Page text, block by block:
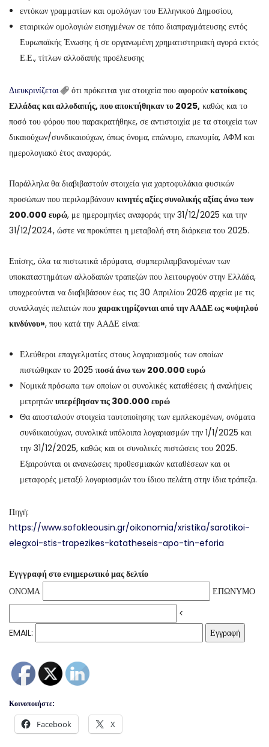
εντόκων γραμματίων και ομολόγων του Ελληνικού Δημοσίου,
εταιρικών ομολογιών εισηγμένων σε τόπο διαπραγμάτευσης εντός
Ευρωπαϊκής Ένωσης ή σε οργανωμένη χρηματιστηριακή αγορά εκτός
Ε.Ε., τίτλων αλλοδαπής προέλευσης
Διευκρινίζεται ότι πρόκειται για στοιχεία που αφορούν κατοίκους
Ελλάδας και αλλοδαπής, που αποκτήθηκαν το 2025, καθώς και το
ποσό του φόρου που παρακρατήθηκε, σε αντιστοιχία με τα στοιχεία των
δικαιούχων/συνδικαιούχων, όπως όνομα, επώνυμο, επωνυμία, ΑΦΜ και
ημερολογιακό έτος αναφοράς.
Παράλληλα θα διαβιβαστούν στοιχεία για χαρτοφυλάκια φυσικών
προσώπων που περιλαμβάνουν κινητές αξίες συνολικής αξίας άνω των
200.000 ευρώ, με ημερομηνίες αναφοράς την 31/12/2025 και την
31/12/2024, ώστε να προκύπτει η μεταβολή στη διάρκεια του 2025.
Επίσης, όλα τα πιστωτικά ιδρύματα, συμπεριλαμβανομένων των
υποκαταστημάτων αλλοδαπών τραπεζών που λειτουργούν στην Ελλάδα,
υποχρεούνται να διαβιβάσουν έως τις 30 Απριλίου 2026 αρχεία με τις
συναλλαγές πελατών που χαρακτηρίζονται από την ΑΑΔΕ ως «υψηλού
κινδύνου», που κατά την ΑΑΔΕ είναι:
Ελεύθεροι επαγγελματίες στους λογαριασμούς των οποίων
πιστώθηκαν το 2025 ποσά άνω των 200.000 ευρώ
Νομικά πρόσωπα των οποίων οι συνολικές καταθέσεις ή αναλήψεις
μετρητών υπερέβησαν τις 300.000 ευρώ
Θα αποσταλούν στοιχεία ταυτοποίησης των εμπλεκομένων, ονόματα
συνδικαιούχων, συνολικά υπόλοιπα λογαριασμών την 1/1/2025 και
την 31/12/2025, καθώς και οι συνολικές πιστώσεις του 2025.
Εξαιρούνται οι ανανεώσεις προθεσμιακών καταθέσεων και οι
μεταφορές μεταξύ λογαριασμών του ίδιου πελάτη στην ίδια τράπεζα.
Πηγή:
https://www.sofokleousin.gr/oikonomia/xristika/sarotikoi-
elegxoi-stis-trapezikes-katatheseis-apo-tin-eforia
Εγγγραφή στο ενημερωτικό μας δελτίο
ΟΝΟΜΑ
ΕΠΩΝΥΜΟ
<
EMAIL:
Κοινοποιήστε:
Facebook X